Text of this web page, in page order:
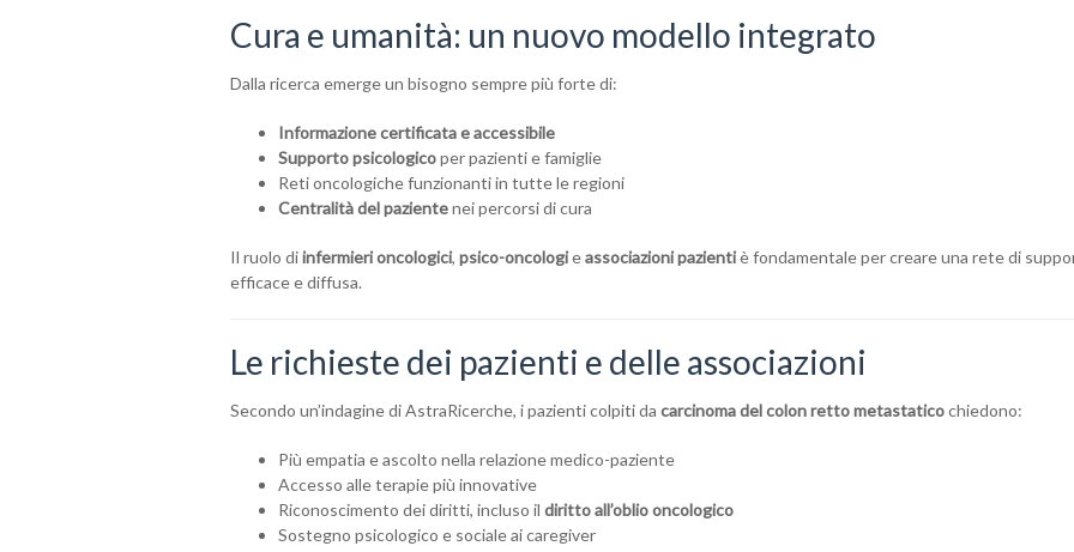
Cura e umanità: un nuovo modello integrato
Dalla ricerca emerge un bisogno sempre più forte di:
Informazione certificata e accessibile
Supporto psicologicoper pazienti e famiglie
Reti oncologiche funzionanti in tutte le regioni
Centralità del pazientenei percorsi di cura
Il ruolo diinfermieri oncologici, psico-oncologieassociazioni pazientiè fondamentale per creare una rete di
efficace e diffusa.
Le richieste dei pazienti e delle associazioni
Secondo un’indagine di AstraRicerche, i pazienti colpiti da carcinoma del colon retto metastaticochiedono:
Più empatia e ascolto nella relazione medico-paziente
Accesso alle terapie più innovative
Riconoscimento dei diritti, incluso il diritto all’oblio oncologico
Sostegno psicologico e sociale ai caregiver